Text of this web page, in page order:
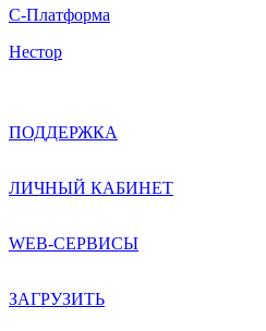
С-Платформа
Нестор
ПОДДЕРЖКА
ЛИЧНЫЙ КАБИНЕТ
WEB-СЕРВИСЫ
ЗАГРУЗИТЬ